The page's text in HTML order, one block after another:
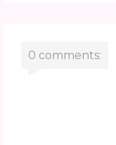
0 comments: